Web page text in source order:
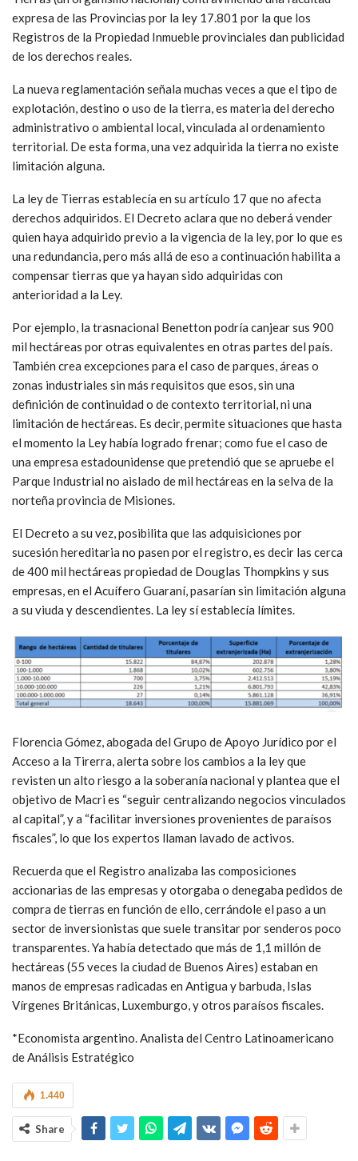
expresa de las Provincias por la ley 17.801 por la que los
Registros de la Propiedad Inmueble provinciales dan publicidad
de los derechos reales.
La nueva reglamentación señala muchas veces a que el tipo de
explotación, destino o uso de la tierra, es materia del derecho
administrativo o ambiental local, vinculada al ordenamiento
territorial. De esta forma, una vez adquirida la tierra no existe
limitación alguna.
La ley de Tierras establecía en su artículo 17 que no afecta
derechos adquiridos. El Decreto aclara que no deberá vender
quien haya adquirido previo a la vigencia de la ley, por lo que es
una redundancia, pero más allá de eso a continuación habilita a
compensar tierras que ya hayan sido adquiridas con
anterioridad a la Ley.
Por ejemplo, la trasnacional Benetton podría canjear sus 900
mil hectáreas por otras equivalentes en otras partes del país.
También crea excepciones para el caso de parques, áreas o
zonas industriales sin más requisitos que esos, sin una
definición de continuidad o de contexto territorial, ni una
limitación de hectáreas. Es decir, permite situaciones que hasta
el momento la Ley había logrado frenar; como fue el caso de
una empresa estadounidense que pretendió que se apruebe el
Parque Industrial no aislado de mil hectáreas en la selva de la
norteña provincia de Misiones.
El Decreto a su vez, posibilita que las adquisiciones por
sucesión hereditaria no pasen por el registro, es decir las cerca
de 400 mil hectáreas propiedad de Douglas Thompkins y sus
empresas, en el Acuífero Guaraní, pasarían sin limitación alguna
a su viuda y descendientes. La ley sí establecía límites.
Florencia Gómez, abogada del Grupo de Apoyo Jurídico por el
Acceso a la Tirerra, alerta sobre los cambios a la ley que
revisten un alto riesgo a la soberanía nacional y plantea que el
objetivo de Macri es “seguir centralizando negocios vinculados
al capital”, y a “facilitar inversiones provenientes de paraísos
fiscales”, lo que los expertos llaman lavado de activos.
Recuerda que el Registro analizaba las composiciones
accionarias de las empresas y otorgaba o denegaba pedidos de
compra de tierras en función de ello, cerrándole el paso a un
sector de inversionistas que suele transitar por senderos poco
transparentes. Ya había detectado que más de 1,1 millón de
hectáreas (55 veces la ciudad de Buenos Aires) estaban en
manos de empresas radicadas en Antigua y barbuda, Islas
Vírgenes Británicas, Luxemburgo, y otros paraísos fiscales.
*Economista argentino. Analista del Centro Latinoamericano
de Análisis Estratégico
1.440
Share